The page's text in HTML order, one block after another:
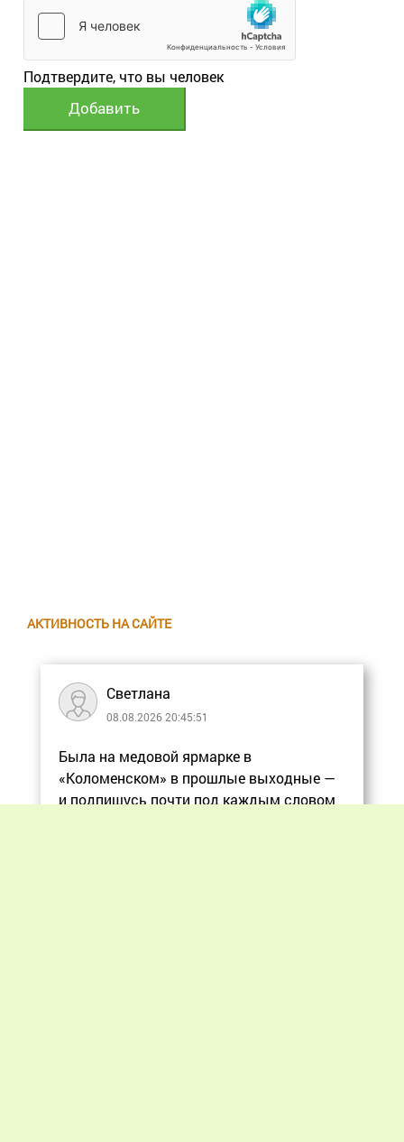
Подтвердите, что вы человек
АКТИВНОСТЬ НА САЙТЕ
Светлана
08.08.2026 20:45:51
Была на медовой ярмарке в
«Коломенском» в прошлые выходные —
и подпишусь почти под каждым словом